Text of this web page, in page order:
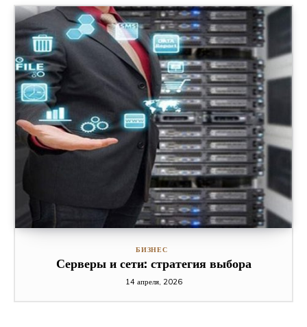
БИЗНЕС
Серверы и сети: стратегия выбора
14 апреля, 2026